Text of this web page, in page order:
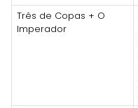
Três de Copas + O
Imperador